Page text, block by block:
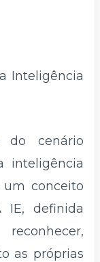
Inteligência
do cenário
inteligência
conceito
IE, definida
as próprias